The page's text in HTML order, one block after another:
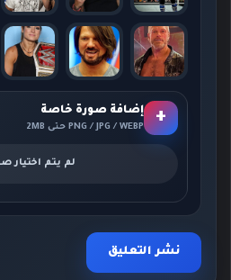
+ إضافة صورة خاصة
PNG / JPG / WEBP حتى 2MB
لم يتم اختيار